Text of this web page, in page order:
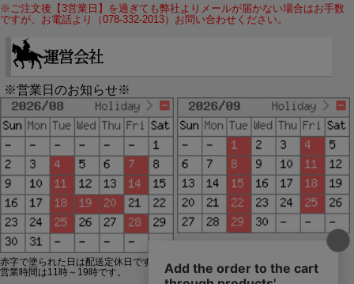
※ご注文後【3営業日】を過ぎても弊社よりメールが届かない場合はお手数
ですが、お電話より（078-332-2013）お問い合わせください。
※営業日のお知らせ※
赤字で塗られた日は配送定休日です。
営業時間は11時～19時です。